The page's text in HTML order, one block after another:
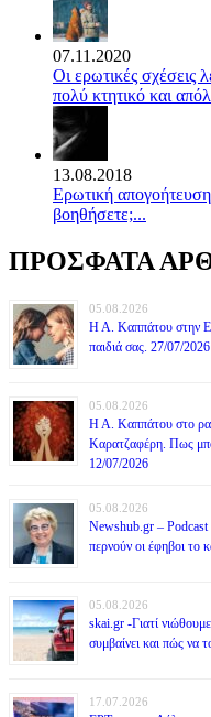
07.11.2020
Οι ερωτικές σχέσεις
πολύ κτητικό και
13.08.2018
Ερωτική
βοηθήσετε;...
ΠΡΟΣΦΑΤΑ
05.08.2026
Η Α. Καππάτου στην
παιδιά σας. 27/07/2026
05.08.2026
Η Α. Καππάτου στο
Καρατζαφέρη. Πως
12/07/2026
05.08.2026
Newshub.gr – Podcast
περνούν οι έφηβοι το
05.08.2026
skai.gr -Γιατί
συμβαίνει και πώς να
17.07.2026